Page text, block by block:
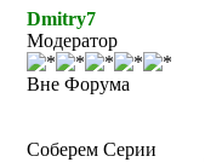
Dmitry7
Модератор
Вне Форума
Соберем Серии